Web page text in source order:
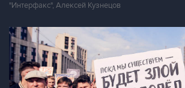
"Интерфакс", Алексей Кузнецов